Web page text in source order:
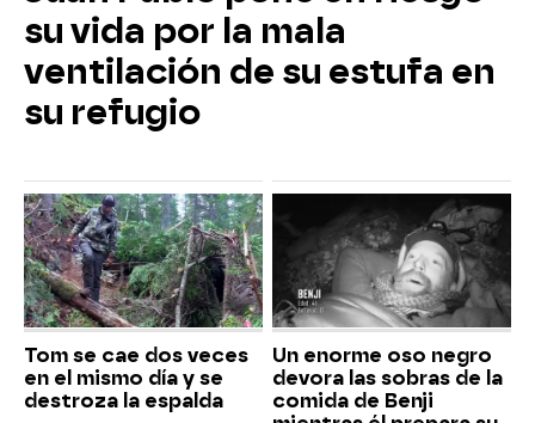
su vida por la mala
ventilación de su estufa en
su refugio
Tom se cae dos veces
en el mismo día y se
destroza la espalda
Un enorme oso negro
devora las sobras de la
comida de Benji